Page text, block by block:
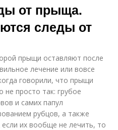
от прыща.
следы от
прыщи оставляют после
лечение или вовсе
говорили, что прыщи
не просто так: грубое
и самих папул
рубцов, а также
их вообще не лечить, то